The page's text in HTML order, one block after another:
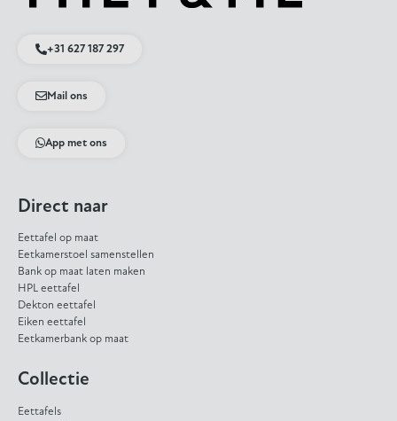
+31 627 187 297
Mail ons
App met ons
Direct naar
Eettafel op maat
Eetkamerstoel samenstellen
Bank op maat laten maken
HPL eettafel
Dekton eettafel
Eiken eettafel
Eetkamerbank op maat
Collectie
Eettafels